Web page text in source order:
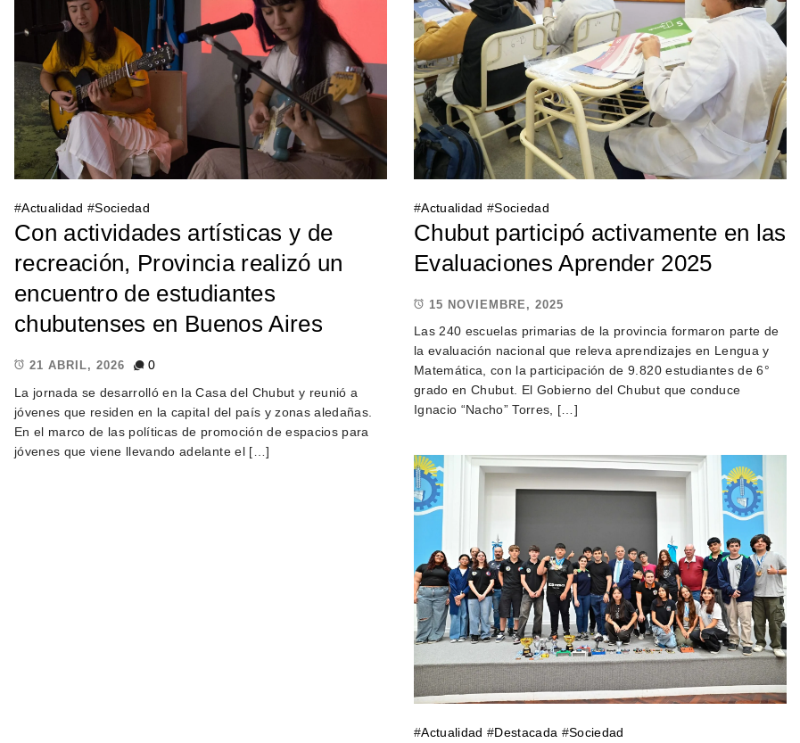
#Actualidad #Sociedad
Con actividades artísticas y de
recreación, Provincia realizó un
encuentro de estudiantes
chubutenses en Buenos Aires
21 ABRIL, 2026
0
La jornada se desarrolló en la Casa del Chubut y reunió a
jóvenes que residen en la capital del país y zonas aledañas.
En el marco de las políticas de promoción de espacios para
jóvenes que viene llevando adelante el […]
#Actualidad #Sociedad
Chubut participó activamente en las
Evaluaciones Aprender 2025
15 NOVIEMBRE, 2025
Las 240 escuelas primarias de la provincia formaron parte de
la evaluación nacional que releva aprendizajes en Lengua y
Matemática, con la participación de 9.820 estudiantes de 6°
grado en Chubut. El Gobierno del Chubut que conduce
Ignacio “Nacho” Torres, […]
#Actualidad #Destacada #Sociedad